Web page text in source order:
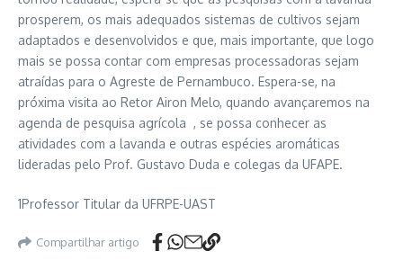
prosperem, os mais adequados sistemas de cultivos sejam
adaptados e desenvolvidos e que, mais importante, que logo
mais se possa contar com empresas processadoras sejam
atraídas para o Agreste de Pernambuco. Espera-se, na
próxima visita ao Retor Airon Melo, quando avançaremos na
agenda de pesquisa agrícola , se possa conhecer as
atividades com a lavanda e outras espécies aromáticas
lideradas pelo Prof. Gustavo Duda e colegas da UFAPE.
1Professor Titular da UFRPE-UAST
Compartilhar artigo